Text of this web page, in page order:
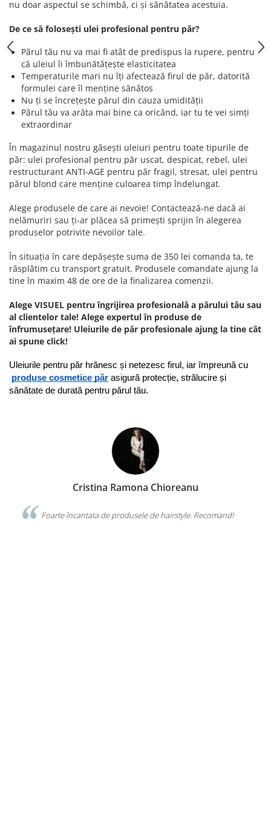
nu doar aspectul se schimbă, ci și sănătatea acestuia.
De ce să folosești ulei profesional pentru păr?
Părul tău nu va mai fi atât de predispus la rupere, pentru
că uleiul îi îmbunătățește elasticitatea
Temperaturile mari nu îți afectează firul de păr, datorită
formulei care îl menține sănătos
Nu ți se încrețește părul din cauza umidității
Părul tău va arăta mai bine ca oricând, iar tu te vei simți
extraordinar
În magazinul nostru găsești uleiuri pentru toate tipurile de
păr: ulei profesional pentru păr uscat, despicat, rebel, ulei
restructurant ANTI-AGE pentru păr fragil, stresat, ulei pentru
părul blond care menține culoarea timp îndelungat.
Alege produsele de care ai nevoie! Contactează-ne dacă ai
nelămuriri sau ți-ar plăcea să primești sprijin în alegerea
produselor potrivite nevoilor tale.
În situația în care depășește suma de 350 lei comanda ta, te
răsplătim cu transport gratuit. Produsele comandate ajung la
tine în maxim 48 de ore de la finalizarea comenzii.
Alege VISUEL pentru îngrijirea profesională a părului tău sau
al clientelor tale! Alege expertul în produse de
înfrumusețare! Uleiurile de păr profesionale ajung la tine cât
ai spune click!
Uleiurile pentru păr hrănesc și netezesc firul, iar împreună cu
produse cosmetice păr asigură protecție, strălucire și
sănătate de durată pentru părul tău.
Cristina Ramona Chioreanu
Foarte încantata de produsele de hairstyle. Recomand!